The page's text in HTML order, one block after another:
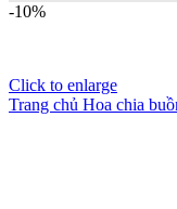
-10%
Click to enlarge
Trang chủ Hoa chia